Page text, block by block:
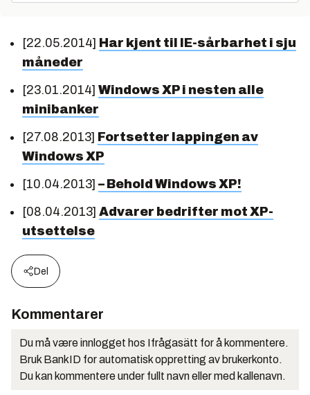
[22.05.2014] Har kjent til IE-sårbarhet i sju
måneder
[23.01.2014] Windows XP i nesten alle
minibanker
[27.08.2013] Fortsetter lappingen av
Windows XP
[10.04.2013] – Behold Windows XP!
[08.04.2013] Advarer bedrifter mot XP-
utsettelse
Del
Kommentarer
Du må være innlogget hos Ifrågasätt for å kommentere.
Bruk BankID for automatisk oppretting av brukerkonto.
Du kan kommentere under fullt navn eller med kallenavn.